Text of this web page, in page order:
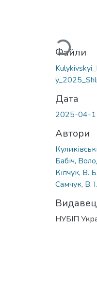
Вантажиться...
Файли
Дата
2025-04-
Автори
Бабіч,
Кіпчук, В. Б,
Самчук, В. І.
НУБІП